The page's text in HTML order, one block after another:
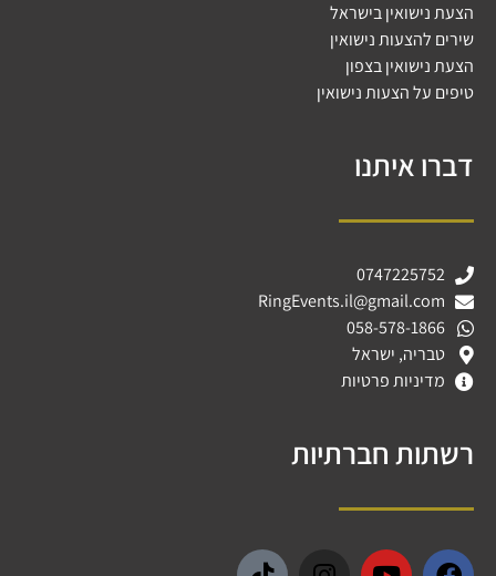
הצעת נישואין בישראל
שירים להצעות נישואין
הצעת נישואין בצפון
טיפים על הצעות נישואין
דברו איתנו
0747225752
RingEvents.il@gmail.com
058-578-1866
טבריה, ישראל
מדיניות פרטיות
רשתות חברתיות